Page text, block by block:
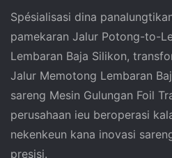
Spésialisasi dina
pamekaran Jalur Potong-to-
Lembaran Baja Silikon,
Jalur Memotong Lembaran
sareng Mesin Gulungan Foil
perusahaan ieu beroperasi
nekenkeun kana inovasi
presisi.